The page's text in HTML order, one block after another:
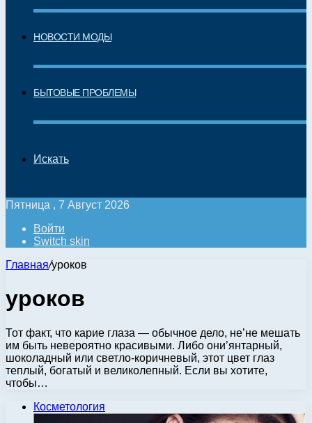
НОВОСТИ МОДЫ
БЫТОВЫЕ ПРОБЛЕМЫ
Искать
Пятница , 7 Август 2026
Войти
Switch skin
Главная/уроков
уроков
Тот факт, что карие глаза — обычное дело, не’не мешать
им быть невероятно красивыми. Либо они’янтарный,
шоколадный или светло-коричневый, этот цвет глаз
теплый, богатый и великолепный. Если вы хотите,
чтобы…
Косметология